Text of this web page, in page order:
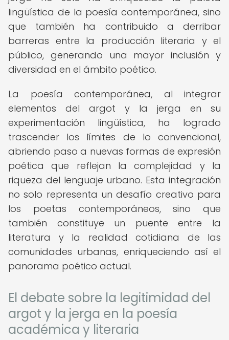
lingüística de la poesía contemporánea, sino
que también ha contribuido a derribar
barreras entre la producción literaria y el
público, generando una mayor inclusión y
diversidad en el ámbito poético.
La poesía contemporánea, al integrar
elementos del argot y la jerga en su
experimentación lingüística, ha logrado
trascender los límites de lo convencional,
abriendo paso a nuevas formas de expresión
poética que reflejan la complejidad y la
riqueza del lenguaje urbano. Esta integración
no solo representa un desafío creativo para
los poetas contemporáneos, sino que
también constituye un puente entre la
literatura y la realidad cotidiana de las
comunidades urbanas, enriqueciendo así el
panorama poético actual.
El debate sobre la legitimidad del
argot y la jerga en la poesía
académica y literaria